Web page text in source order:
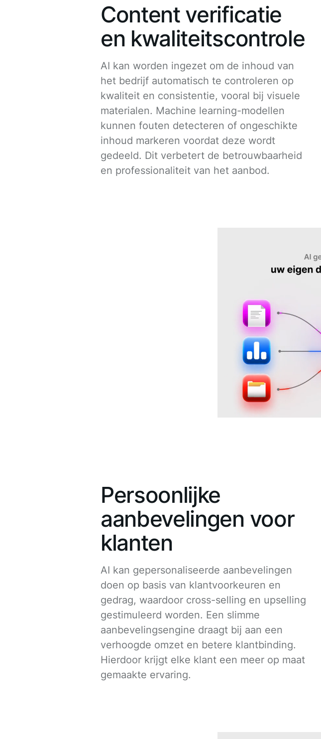
Content verificatie
en kwaliteitscontrole
AI kan worden ingezet om de inhoud van
het bedrijf automatisch te controleren op
kwaliteit en consistentie, vooral bij visuele
materialen. Machine learning-modellen
kunnen fouten detecteren of ongeschikte
inhoud markeren voordat deze wordt
gedeeld. Dit verbetert de betrouwbaarheid
en professionaliteit van het aanbod.
Persoonlijke
aanbevelingen voor
klanten
AI kan gepersonaliseerde aanbevelingen
doen op basis van klantvoorkeuren en
gedrag, waardoor cross-selling en upselling
gestimuleerd worden. Een slimme
aanbevelingsengine draagt bij aan een
verhoogde omzet en betere klantbinding.
Hierdoor krijgt elke klant een meer op maat
gemaakte ervaring.